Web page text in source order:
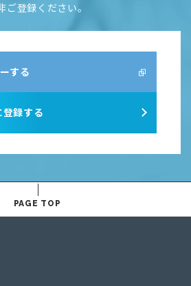
ご登録ください。
する
録する
PAGE TOP